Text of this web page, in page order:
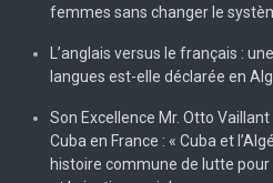
femmes sans changer le
L’anglais versus le français :
langues est-elle déclarée en
Son Excellence Mr. Otto
Cuba en France : « Cuba et
histoire commune de lutte pour